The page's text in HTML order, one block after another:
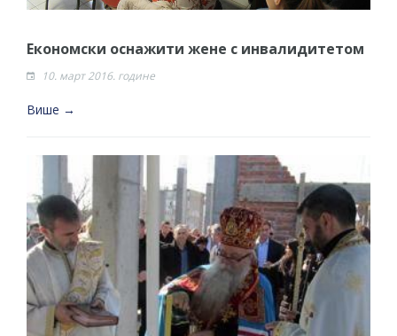
основцима
гориво доступни од 13. марта до 15.
новембра
7. августа
Обавјештење за предузетника - Вера
ЈАВНИ ПОЗИВ ЗА ПРИЈАВУ
НЕПРОПИСНОГ ОДЛАГАЊА ОТПАДА УЗ
ДОДЈЕЛУ ФИНАНСИЈСКЕ НАГРАДЕ
Економски оснажити жене с инвалидитетом
10. март 2016. године
Више →